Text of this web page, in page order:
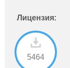
Лицензия:
5464